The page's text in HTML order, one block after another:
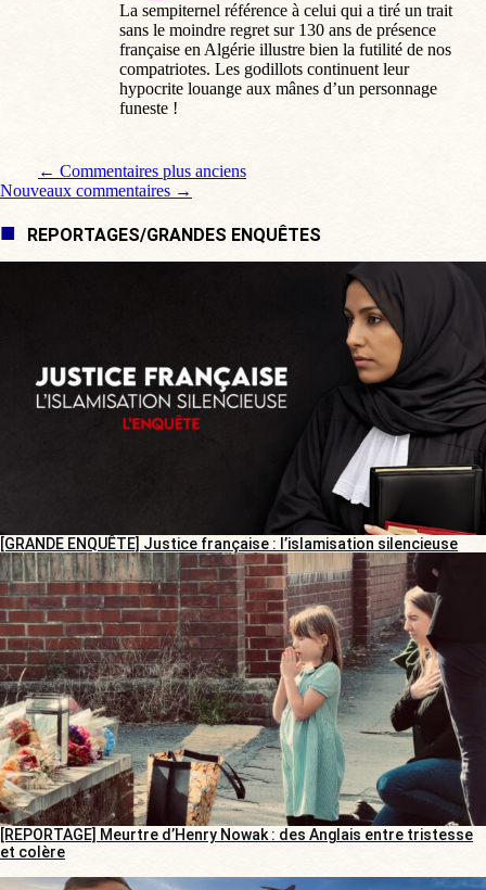
La sempiternel référence à celui qui a tiré un trait
sans le moindre regret sur 130 ans de présence
française en Algérie illustre bien la futilité de nos
compatriotes. Les godillots continuent leur
hypocrite louange aux mânes d’un personnage
funeste !
Navigation de commentaire
← Commentaires plus anciens
Nouveaux commentaires →
REPORTAGES/GRANDES ENQUÊTES
[GRANDE ENQUÊTE] Justice française : l’islamisation silencieuse
[REPORTAGE] Meurtre d’Henry Nowak : des Anglais entre tristesse
et colère